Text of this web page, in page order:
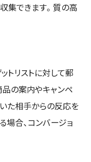
集できます。質の高
トリストに対して郵
の案内やキャンペ
た相手からの反応を
場合、コンバージョ